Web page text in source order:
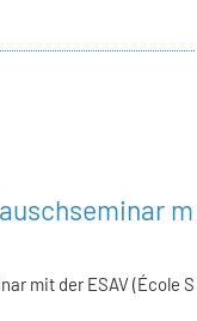
mit der ESAV (École